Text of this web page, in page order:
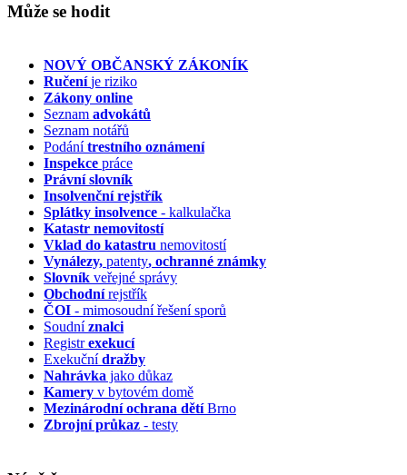
Může se hodit
NOVÝ OBČANSKÝ ZÁKONÍK
Ručeníje riziko
Zákony online
Seznam advokátů
Seznam notářů
Podánítrestního oznámení
Inspekce práce
Právní slovník
Insolvenčnírejstřík
Splátky insolvence - kalkulačka
Katastr nemovitostí
Vklad do katastru nemovitostí
Vynálezy, patenty, ochranné známky
Slovník veřejné správy
Obchodnírejstřík
ČOI - mimosoudní řešení sporů
Soudníznalci
Registrexekucí
Exekučnídražby
Nahrávka jako důkaz
Kamery v bytovém domě
Mezinárodní ochrana dětíBrno
Zbrojní průkaz - testy